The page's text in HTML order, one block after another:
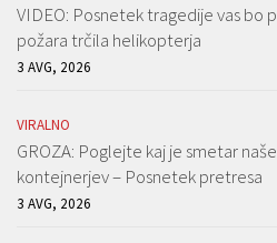
VIDEO: Posnetek tragedije vas bo
požara trčila helikopterja
3 AVG, 2026
VIRALNO
GROZA: Poglejte kaj je smetar
kontejnerjev – Posnetek pretresa
3 AVG, 2026